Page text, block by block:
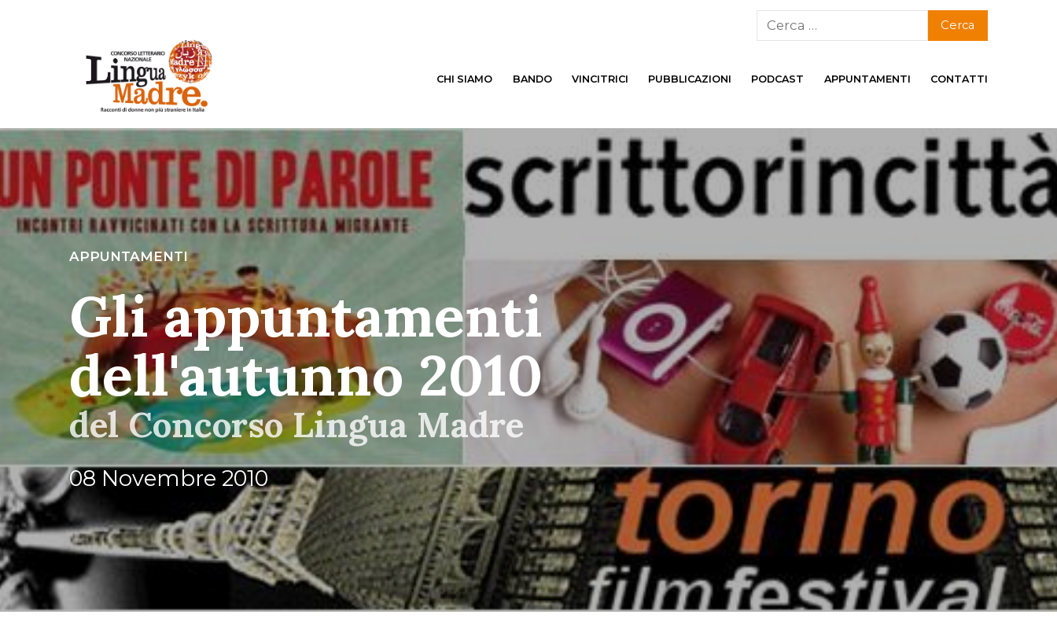
CHI SIAMO BANDO VINCITRICI PUBBLICAZIONI PODCAST APPUNTAMENTI CONTATTI
APPUNTAMENTI
Gli appuntamenti
dell'autunno 2010
del Concorso Lingua Madre
08 Novembre 2010